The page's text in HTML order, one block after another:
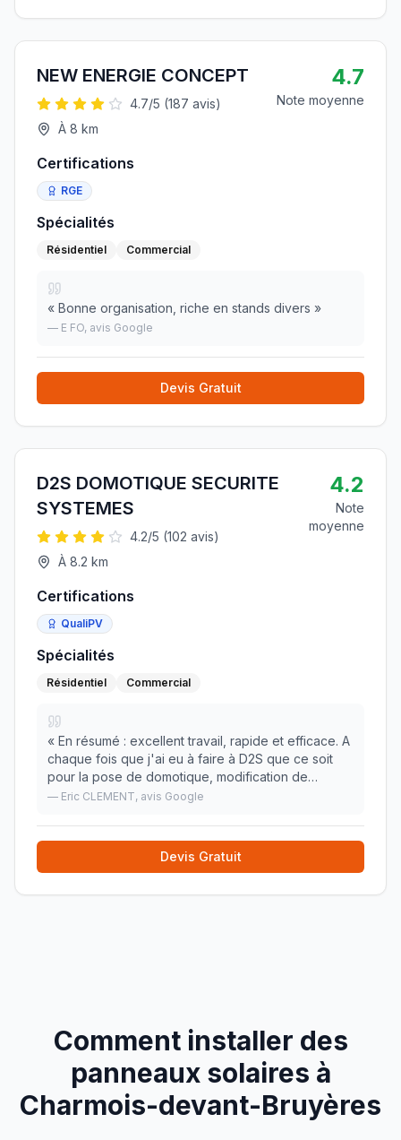
NEW ENERGIE CONCEPT
4.7/5 (187 avis)
À 8 km
4.7
Note moyenne
Certifications
RGE
Spécialités
Résidentiel Commercial
« Bonne organisation, riche en stands divers »
— E FO, avis Google
Devis Gratuit
D2S DOMOTIQUE SECURITE
SYSTEMES
4.2/5 (102 avis)
À 8.2 km
4.2
Note
moyenne
Certifications
QualiPV
Spécialités
Résidentiel Commercial
« En résumé : excellent travail, rapide et efficace. A
chaque fois que j'ai eu à faire à D2S que ce soit
pour la pose de domotique, modification de
l'installation en heure creuse, la pose d'une borne
— Eric CLEMENT, avis Google
Devis Gratuit
Comment installer des
panneaux solaires à
Charmois-devant-Bruyères